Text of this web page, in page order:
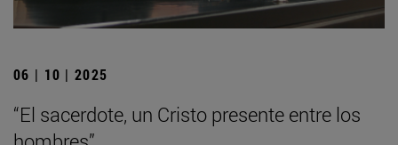
06 | 10 | 2025
“El sacerdote, un Cristo presente entre los